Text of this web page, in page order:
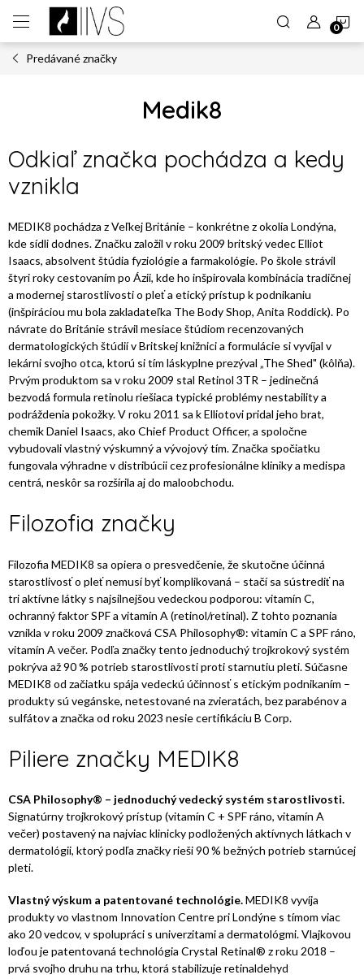
obsah
Predávané značky
Medik8
Odkiaľ značka pochádza a kedy
vznikla
MEDIK8 pochádza z Veľkej Británie – konkrétne z okolia Londýna,
kde sídli dodnes. Značku založil v roku 2009 britský vedec Elliot
Isaacs, absolvent štúdia fyziológie a farmakológie. Po škole strávil
štyri roky cestovaním po Ázii, kde ho inšpirovala kombinácia tradičnej
a modernej starostlivosti o pleť a etický prístup k podnikaniu
(inšpiráciou mu bola zakladateľka The Body Shop, Anita Roddick). Po
návrate do Británie strávil mesiace štúdiom recenzovaných
dermatologických štúdií v Britskej knižnici a formulácie si vyvíjal v
lekárni svojho otca, ktorú si tím láskyplne prezýval „The Shed" (kôlňa).
Prvým produktom sa v roku 2009 stal Retinol 3TR – jedinečná
bezvodá formula retinolu riešiaca typické problémy nestability a
podráždenia pokožky. V roku 2011 sa k Elliotovi pridal jeho brat,
chemik Daniel Isaacs, ako Chief Product Officer, a spoločne
vybudovali vlastný výskumný a vývojový tím. Značka spočiatku
fungovala výhradne v distribúcii cez profesionálne kliniky a medispa
centrá, neskôr sa rozšírila aj do maloobchodu.
Filozofia značky
Filozofia MEDIK8 sa opiera o presvedčenie, že skutočne účinná
starostlivosť o pleť nemusí byť komplikovaná – stačí sa sústrediť na
tri aktívne látky s najsilnejšou vedeckou podporou: vitamín C,
ochranný faktor SPF a vitamín A (retinol/retinal). Z tohto poznania
vznikla v roku 2009 značková CSA Philosophy®: vitamín C a SPF ráno,
vitamín A večer. Podľa značky tento jednoduchý trojkrokový systém
pokrýva až 90 % potrieb starostlivosti proti starnutiu pleti. Súčasne
MEDIK8 od začiatku spája vedeckú účinnosť s etickým podnikaním –
produkty sú vegánske, netestované na zvieratách, bez parabénov a
sulfátov a značka od roku 2023 nesie certifikáciu B Corp.
Piliere značky MEDIK8
CSA Philosophy® – jednoduchý vedecký systém starostlivosti.
Signatúrny trojkrokový prístup (vitamín C + SPF ráno, vitamín A
večer) postavený na najviac klinicky podložených aktívnych látkach v
dermatológii, ktorý podľa značky rieši 90 % bežných potrieb starnúcej
pleti.
Vlastný výskum a patentované technológie.MEDIK8 vyvíja
produkty vo vlastnom Innovation Centre pri Londýne s tímom viac
ako 20 vedcov, v spolupráci s univerzitami a dermatológmi. Vlajkovou
loďou je patentovaná technológia Crystal Retinal® z roku 2018 –
prvá svojho druhu na trhu, ktorá stabilizuje retinaldehyd